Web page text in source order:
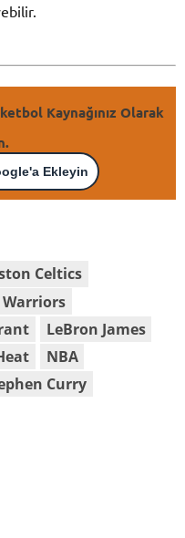
Kaynağınız Olarak
Ekleyin
Celtics
Warriors
LeBron James
NBA
Curry